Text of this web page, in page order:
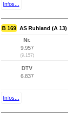
Infos...
B 169 AS Ruhland (A
Nr.
9.957
(9.157)
DTV
6.837
Infos...